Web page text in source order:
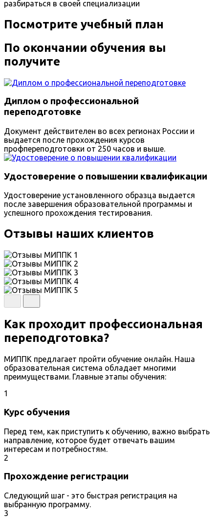
разбираться в своей специализации
Посмотрите учебный план
По окончании обучения вы
получите
Диплом о профессиональной
переподготовке
Документ действителен во всех регионах России и
выдается после прохождения курсов
профпереподготовки от 250 часов и выше.
Удостоверение о повышении квалификации
Удостоверение установленного образца выдается
после завершения образовательной программы и
успешного прохождения тестирования.
Отзывы наших клиентов
Как проходит профессиональная
переподготовка?
МИППК предлагает пройти обучение онлайн. Наша
образовательная система обладает многими
преимуществами. Главные этапы обучения:
1
Курс обучения
Перед тем, как приступить к обучению, важно выбрать
направление, которое будет отвечать вашим
интересам и потребностям.
2
Прохождение регистрации
Следующий шаг - это быстрая регистрация на
выбранную программу.
3